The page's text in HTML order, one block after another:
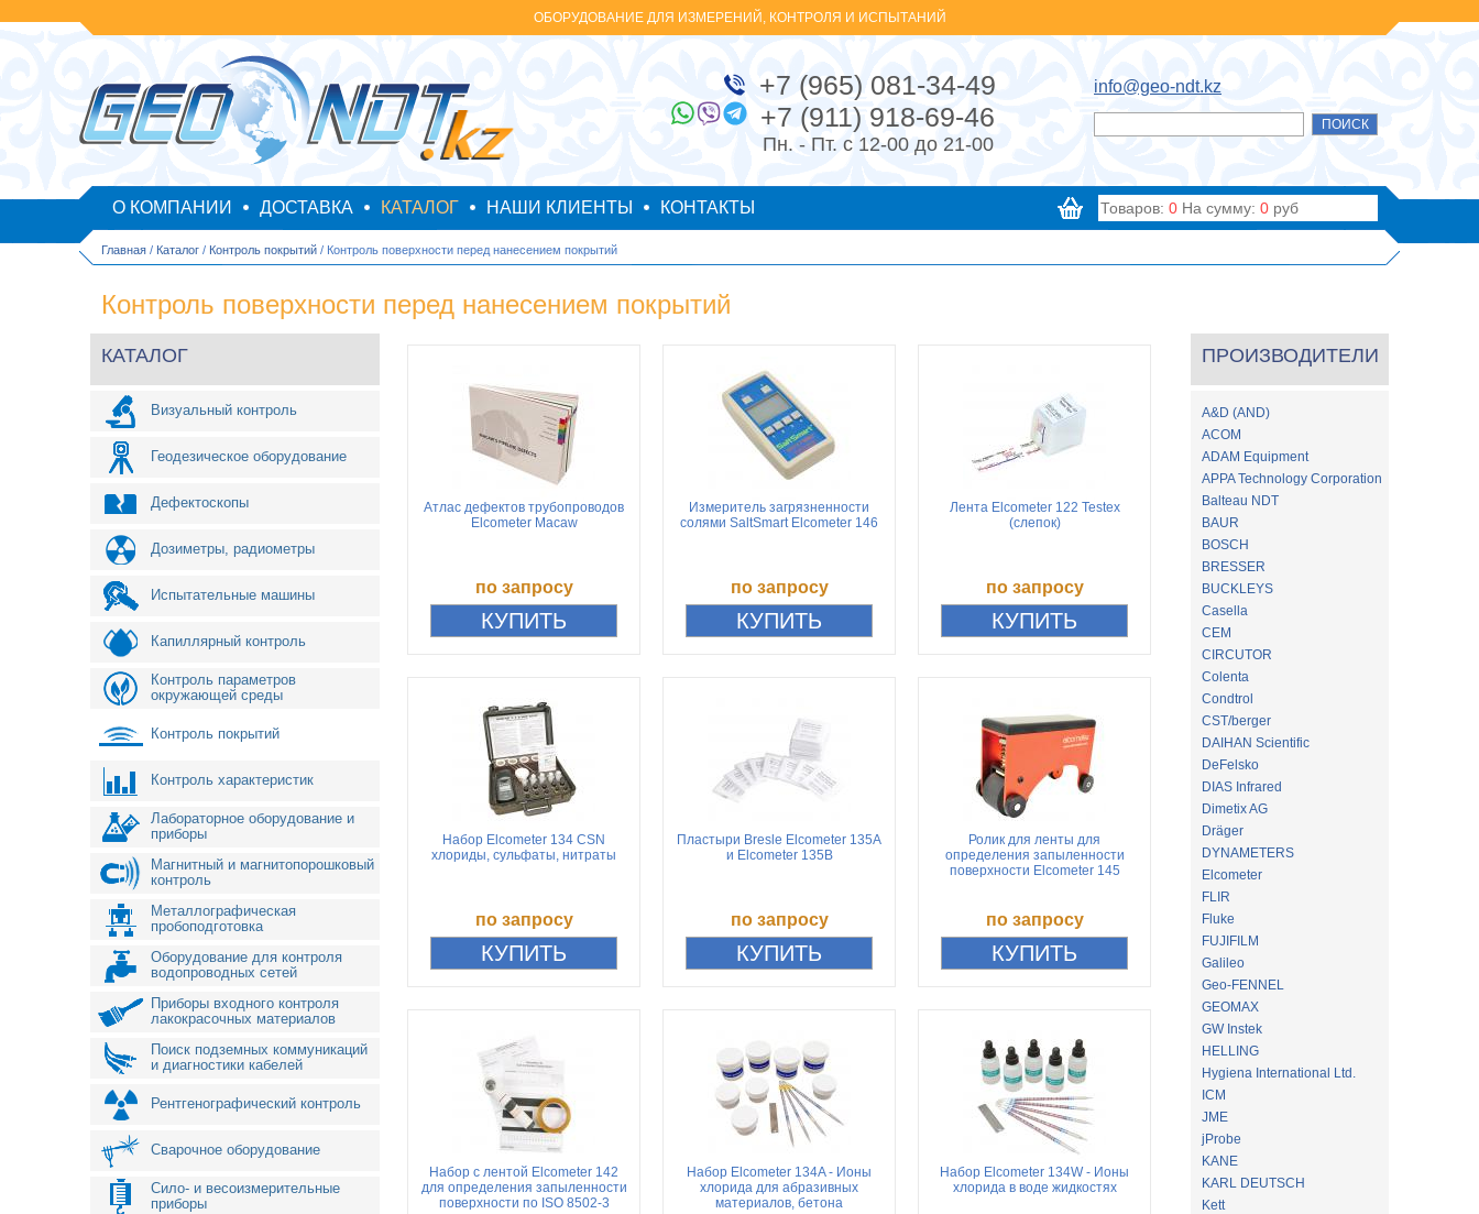
ОБОРУДОВАНИЕ ДЛЯ ИЗМЕРЕНИЙ, КОНТРОЛЯ И ИСПЫТАНИЙ
+7 (965) 081-34-49
+7 (911) 918-69-46
Пн. - Пт. с 12-00 до 21-00
info@geo-ndt.kz
О КОМПАНИИ ДОСТАВКА КАТАЛОГ НАШИ КЛИЕНТЫ КОНТАКТЫ Товаров: 0 На сумму: 0 руб
Главная / Каталог / Контроль покрытий / Контроль поверхности перед нанесением покрытий
Контроль поверхности перед нанесением покрытий
КАТАЛОГ
Визуальный контроль
Геодезическое оборудование
Дефектоскопы
Дозиметры, радиометры
Испытательные машины
Капиллярный контроль
Контроль параметров
окружающей среды
Контроль покрытий
Контроль характеристик
Лабораторное оборудование и
приборы
Магнитный и магнитопорошковый
контроль
Металлографическая
пробоподготовка
Оборудование для контроля
водопроводных сетей
Приборы входного контроля
лакокрасочных материалов
Поиск подземных коммуникаций
и диагностики кабелей
Рентгенографический контроль
Сварочное оборудование
Сило- и весоизмерительные
приборы
Атлас дефектов трубопроводов
Elcometer Macaw
по запросу
Измеритель загрязненности
солями SaltSmart Elcometer 146
по запросу
Лента Elcometer 122 Testex
(слепок)
по запросу
Набор Elcometer 134 CSN
хлориды, сульфаты, нитраты
по запросу
Пластыри Bresle Elcometer 135A
и Elcometer 135B
по запросу
Ролик для ленты для
определения запыленности
поверхности Elcometer 145
по запросу
Набор с лентой Elcometer 142
для определения запыленности
поверхности по ISO 8502-3
Набор Elcometer 134A - Ионы
хлорида для абразивных
материалов, бетона
Набор Elcometer 134W - Ионы
хлорида в воде жидкостях
ПРОИЗВОДИТЕЛИ
A&D (AND)
ACOM
ADAM Equipment
APPA Technology Corporation
Balteau NDT
BAUR
BOSCH
BRESSER
BUCKLEYS
Casella
CEM
CIRCUTOR
Colenta
Condtrol
CST/berger
DAIHAN Scientific
DeFelsko
DIAS Infrared
Dimetix AG
Dräger
DYNAMETERS
Elcometer
FLIR
Fluke
FUJIFILM
Galileo
Geo-FENNEL
GEOMAX
GW Instek
HELLING
Hygiena International Ltd.
ICM
JME
jProbe
KANE
KARL DEUTSCH
Kett